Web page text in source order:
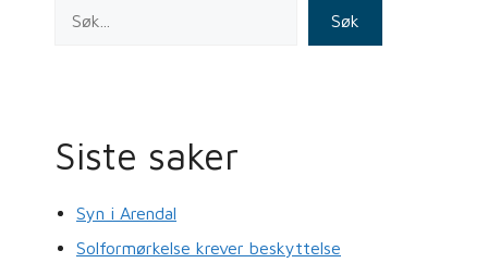
Søk
Siste saker
Syn i Arendal
Solformørkelse krever beskyttelse